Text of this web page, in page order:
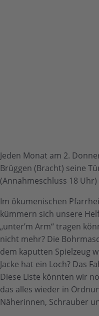
Jeden Monat am 2.
Brüggen (Bracht) seine
(Annahmeschluss 18
Im ökumenischen
kümmern sich unsere
„unter’m Arm“ tragen
nicht mehr? Die
dem kaputten Spielzeug
Jacke hat ein Loch? Das
Diese Liste könnten wir
das alles wieder in
Näherinnen, Schrauber